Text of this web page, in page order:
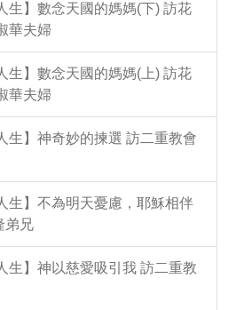
生】數念天國的媽媽(下) 訪花
華夫婦
生】數念天國的媽媽(上) 訪花
華夫婦
生】神奇妙的揀選 訪二重教會
生】不為明天憂慮，耶穌相伴
弟兄
生】神以慈愛吸引我 訪二重教